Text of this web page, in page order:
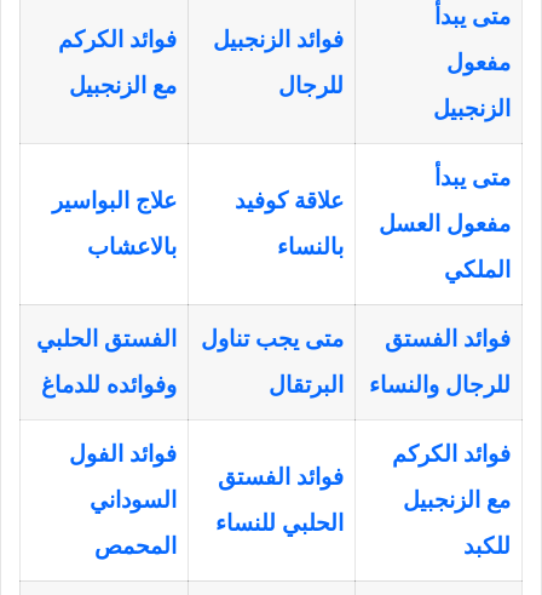
متى يبدأ
مفعول
الزنجبيل
فوائد الزنجبيل
للرجال
فوائد الكركم
مع الزنجبيل
متى يبدأ
مفعول العسل
الملكي
علاقة كوفيد
بالنساء
علاج البواسير
بالاعشاب
فوائد الفستق
للرجال والنساء
متى يجب تناول
البرتقال
الفستق الحلبي
وفوائده للدماغ
فوائد الكركم
مع الزنجبيل
للكبد
فوائد الفستق
الحلبي للنساء
فوائد الفول
السوداني
المحمص